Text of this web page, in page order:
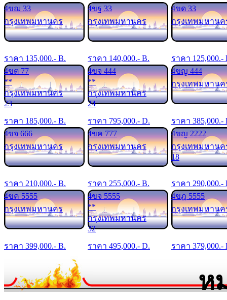
4ขฌ 33
กรุงเทพมหานคร
ราคา 135,000.- B.
4ขฐ 33
กรุงเทพมหานคร
ราคา 140,000.- B.
4ขด 33
กรุงเทพมหานค
ราคา 125,000.-
4ขต 77
**
กรุงเทพมหานคร
23
ราคา 185,000.- B.
4ขจ 444
**
กรุงเทพมหานคร
24
ราคา 795,000.- D.
4ขญ 444
กรุงเทพมหานค
ราคา 385,000.-
4ขจ 666
กรุงเทพมหานคร
ราคา 210,000.- B.
4ขค 777
กรุงเทพมหานคร
ราคา 255,000.- B.
4ขญ 2222
กรุงเทพมหานค
18
ราคา 290,000.-
4ขค 5555
กรุงเทพมหานคร
ราคา 399,000.- B.
4ขจ 5555
**
กรุงเทพมหานคร
32
ราคา 495,000.- D.
4ขฎ 5555
กรุงเทพมหานค
ราคา 379,000.-
ห